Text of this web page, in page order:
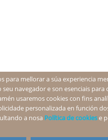
para mellorar a súa experiencia
seu navegador e son esenciais
usaremos cookies con fins
personalizada en función
a nosa Política de cookiese